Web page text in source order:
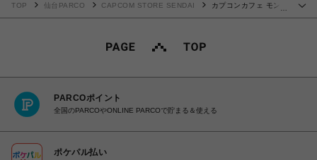
TOP 仙台PARCO CAPCOM STORE SENDAI
カプコンカフェ モンス
PARCOポイント
全国のPARCOやONLINE PARCOで貯まる＆使える
ポケパル払い